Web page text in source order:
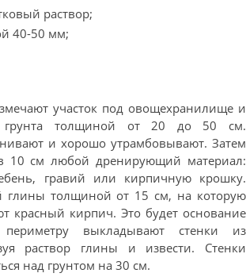
раствор;
40-50 мм;
участок под овощехранилище и
грунта толщиной от 20 до 50 см.
и хорошо утрамбовывают. Затем
10 см любой дренирующий материал:
гравий или кирпичную крошку.
глины толщиной от 15 см, на которую
красный кирпич. Это будет основание
выкладывают стенки из
раствор глины и извести. Стенки
над грунтом на 30 см.